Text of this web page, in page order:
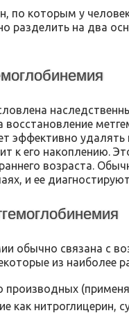
по которым у
разделить на два
эффективно
к его накоплению.
возраста.
и ее
обычно связана с
из наиболее
производных
как нитроглицерин,